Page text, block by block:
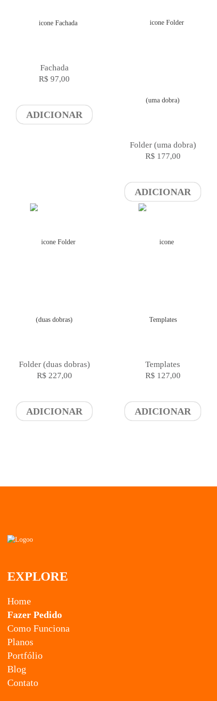
Fachada
R$ 97,00
ADICIONAR
Folder (uma dobra)
R$ 177,00
ADICIONAR
Folder (duas dobras)
R$ 227,00
ADICIONAR
Templates
R$ 127,00
ADICIONAR
EXPLORE
Home
Fazer Pedido
Como Funciona
Planos
Portfólio
Blog
Contato